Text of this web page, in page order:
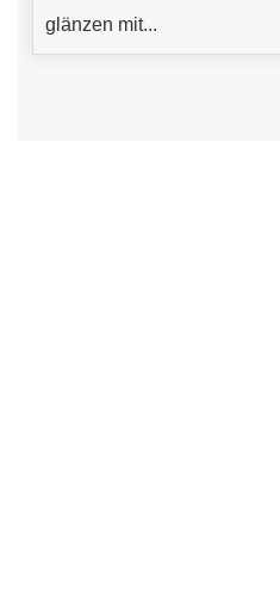
glänzen mit...